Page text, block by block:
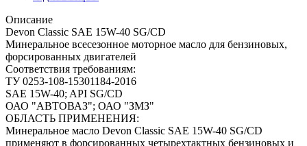
Описание
Devon Classic SAE 15W-40 SG/CD
Минеральное всесезонное моторное масло для бензиновых,
форсированных двигателей
Соответствия требованиям:
ТУ 0253-108-15301184-2016
SAE 15W-40; API SG/CD
ОАО "АВТОВАЗ"; ОАО "ЗМЗ"
ОБЛАСТЬ ПРИМЕНЕНИЯ:
Минеральное масло Devon Classic SAE 15W-40 SG/CD
применяют в форсированных четырехтактных бензиновых и